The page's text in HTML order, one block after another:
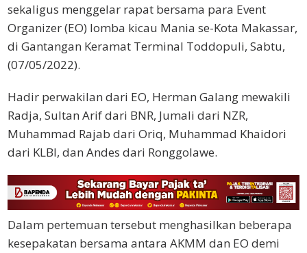
sekaligus menggelar rapat bersama para Event
Organizer (EO) lomba kicau Mania se-Kota Makassar,
di Gantangan Keramat Terminal Toddopuli, Sabtu,
(07/05/2022).
Hadir perwakilan dari EO, Herman Galang mewakili
Radja, Sultan Arif dari BNR, Jumali dari NZR,
Muhammad Rajab dari Oriq, Muhammad Khaidori
dari KLBI, dan Andes dari Ronggolawe.
Dalam pertemuan tersebut menghasilkan beberapa
kesepakatan bersama antara AKMM dan EO demi